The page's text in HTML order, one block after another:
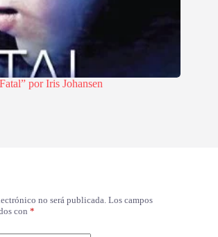
por Iris Johansen
no será publicada. Los campos
con *